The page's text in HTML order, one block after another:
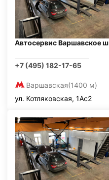
Автосервис Варшавское ш
+7 (495) 182-17-65
Варшавская(1400 м)
ул. Котляковская, 1Ас2